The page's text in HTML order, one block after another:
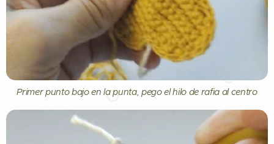
Primer punto bajo en la punta, pego el hilo de rafia al centro